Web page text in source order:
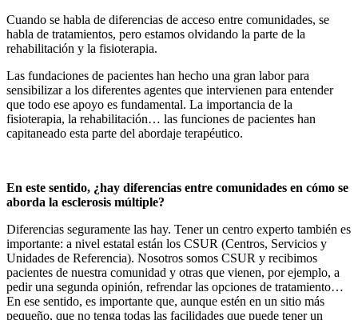
Cuando se habla de diferencias de acceso entre comunidades, se
habla de tratamientos, pero estamos olvidando la parte de la
rehabilitación y la fisioterapia.
Las fundaciones de pacientes han hecho una gran labor para
sensibilizar a los diferentes agentes que intervienen para entender
que todo ese apoyo es fundamental. La importancia de la
fisioterapia, la rehabilitación… las funciones de pacientes han
capitaneado esta parte del abordaje terapéutico.
En este sentido, ¿hay diferencias entre comunidades en cómo se
aborda la esclerosis múltiple?
Diferencias seguramente las hay. Tener un centro experto también es
importante: a nivel estatal están los CSUR (Centros, Servicios y
Unidades de Referencia). Nosotros somos CSUR y recibimos
pacientes de nuestra comunidad y otras que vienen, por ejemplo, a
pedir una segunda opinión, refrendar las opciones de tratamiento…
En ese sentido, es importante que, aunque estén en un sitio más
pequeño, que no tenga todas las facilidades que puede tener un